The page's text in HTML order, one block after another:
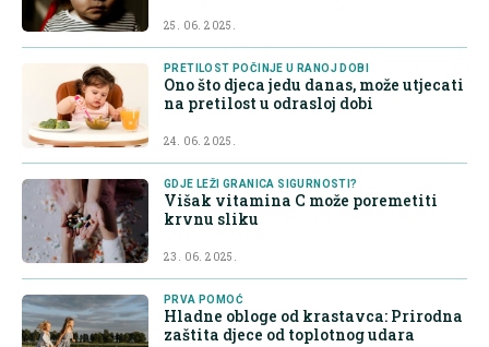
25. 06. 2025.
PRETILOST POČINJE U RANOJ DOBI
Ono što djeca jedu danas, može utjecati
na pretilost u odrasloj dobi
24. 06. 2025.
GDJE LEŽI GRANICA SIGURNOSTI?
Višak vitamina C može poremetiti
krvnu sliku
23. 06. 2025.
PRVA POMOĆ
Hladne obloge od krastavca: Prirodna
zaštita djece od toplotnog udara